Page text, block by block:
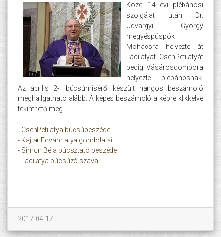
Közel 14 évi plébánosi
szolgálat után Dr.
Udvargyi György
megyéspüspök
Mohácsra helyezte át
Laci atyát. CsehPeti atyát
pedig Vásárosdombóra
helyezte plébánosnak.
Az április 2-i búcsúmiséről készült hangos beszámoló
meghallgatható alább: A képes beszámoló a képre klikkelve
tekinthető meg.
- CsehPeti atya búcsúbeszéde
- Kajtár Edvárd atya gondolatai
- Simon Béla búcsztató beszéde
- Laci atya búcsúzó szavai
2017-04-17